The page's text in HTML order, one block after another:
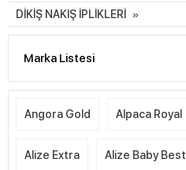
DİKİŞ NAKIŞ İPLİKLERİ
Marka Listesi
Angora Gold Alpaca Royal
Alize Extra Alize Baby Best